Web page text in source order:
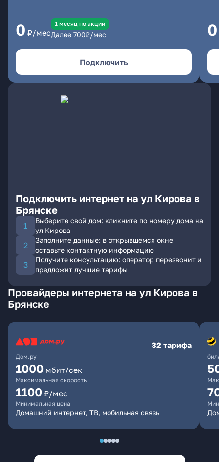
0 ₽/мес
1 месяц по акции
Далее 700₽/мес
Подключить
0
Подключить интернет на ул Кирова в
Брянске
Выберите свой дом: кликните по номеру дома на
ул Кирова
Заполните данные: в открывшемся окне
оставьте контактную информацию
Получите консультацию: оператор перезвонит и
предложит лучшие тарифы
Провайдеры интернета на ул Кирова в
Брянске
Дом.ру
32 тарифа
1000 мбит/сек
Максимальная скорость
1100 ₽/мес
Минимальная цена
Домашний интернет, ТВ, мобильная связь